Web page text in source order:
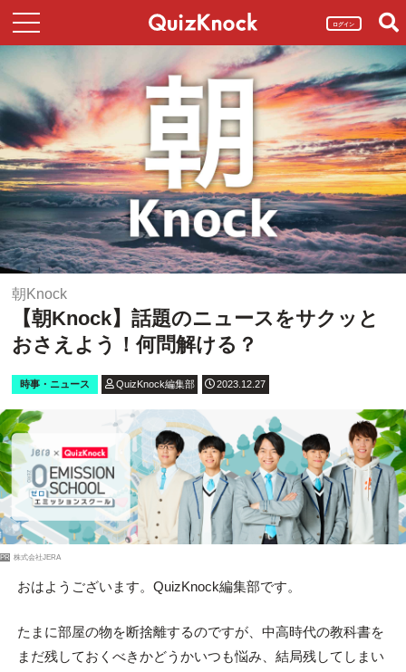
ログイン
朝Knock
【朝Knock】話題のニュースをサクッと
おさえよう！何問解ける？
時事・ニュース QuizKnock編集部 2023.12.27
PR 株式会社JERA
おはようございます。QuizKnock編集部です。
たまに部屋の物を断捨離するのですが、中高時代の教科書を
まだ残しておくべきかどうかいつも悩み、結局残してしまい